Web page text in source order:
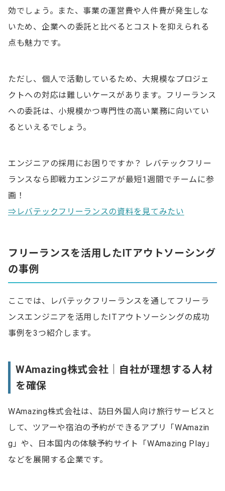
効でしょう。また、事業の運営費や人件費が発生しな
いため、企業への委託と比べるとコストを抑えられる
点も魅力です。
ただし、個人で活動しているため、大規模なプロジェ
クトへの対応は難しいケースがあります。フリーランス
への委託は、小規模かつ専門性の高い業務に向いてい
るといえるでしょう。
エンジニアの採用にお困りですか？ レバテックフリー
ランスなら即戦力エンジニアが最短1週間でチームに参
画！
⇒レバテックフリーランスの資料を見てみたい
フリーランスを活用したITアウトソーシング
の事例
ここでは、レバテックフリーランスを通してフリーラ
ンスエンジニアを活用したITアウトソーシングの成功
事例を3つ紹介します。
WAmazing株式会社｜自社が理想する人材
を確保
WAmazing株式会社は、訪日外国人向け旅行サービスと
して、ツアーや宿泊の予約ができるアプリ「WAmazin
g」や、日本国内の体験予約サイト「WAmazing Play」
などを展開する企業です。